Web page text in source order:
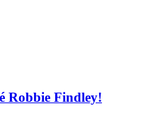
Robbie Findley!